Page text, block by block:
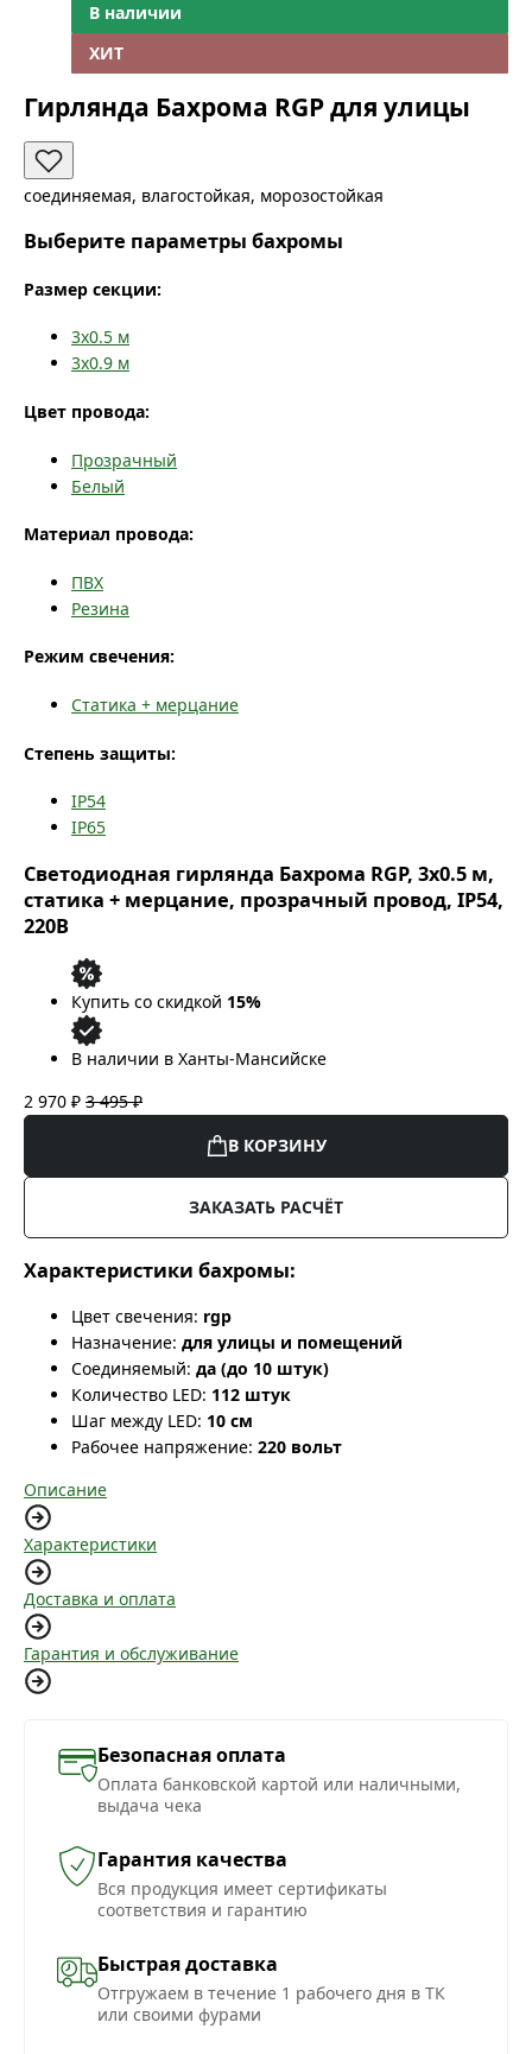
В наличии
ХИТ
Гирлянда Бахрома RGP для улицы
соединяемая, влагостойкая, морозостойкая
Выберите параметры бахромы
Размер секции:
3x0.5 м
3x0.9 м
Цвет провода:
Прозрачный
Белый
Материал провода:
ПВХ
Резина
Режим свечения:
Статика + мерцание
Степень защиты:
IP54
IP65
Светодиодная гирлянда Бахрома RGP, 3x0.5 м,
статика + мерцание, прозрачный провод, IP54,
220В
Купить со скидкой 15%
В наличии в Ханты-Мансийске
2 970 ₽ 3 495 ₽
В КОРЗИНУ
ЗАКАЗАТЬ РАСЧЁТ
Характеристики бахромы:
Цвет свечения: rgp
Назначение: для улицы и помещений
Соединяемый: да (до 10 штук)
Количество LED: 112 штук
Шаг между LED: 10 см
Рабочее напряжение: 220 вольт
Описание
Характеристики
Доставка и оплата
Гарантия и обслуживание
Безопасная оплата
Оплата банковской картой или наличными,
выдача чека
Гарантия качества
Вся продукция имеет сертификаты
соответствия и гарантию
Быстрая доставка
Отгружаем в течение 1 рабочего дня в ТК
или своими фурами